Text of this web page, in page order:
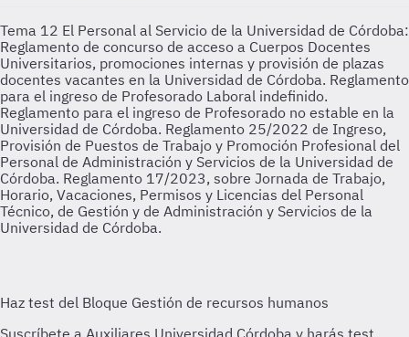
Tema 12 El Personal al Servicio de la Universidad de Córdoba:
Reglamento de concurso de acceso a Cuerpos Docentes
Universitarios, promociones internas y provisión de plazas
docentes vacantes en la Universidad de Córdoba. Reglamento
para el ingreso de Profesorado Laboral indefinido.
Reglamento para el ingreso de Profesorado no estable en la
Universidad de Córdoba. Reglamento 25/2022 de Ingreso,
Provisión de Puestos de Trabajo y Promoción Profesional del
Personal de Administración y Servicios de la Universidad de
Córdoba. Reglamento 17/2023, sobre Jornada de Trabajo,
Horario, Vacaciones, Permisos y Licencias del Personal
Técnico, de Gestión y de Administración y Servicios de la
Universidad de Córdoba.